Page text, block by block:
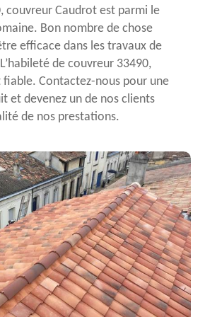
couvreur Caudrot est parmi le
Bon nombre de chose
efficace dans les travaux de
de couvreur 33490,
Contactez-nous pour une
et devenez un de nos clients
de nos prestations.